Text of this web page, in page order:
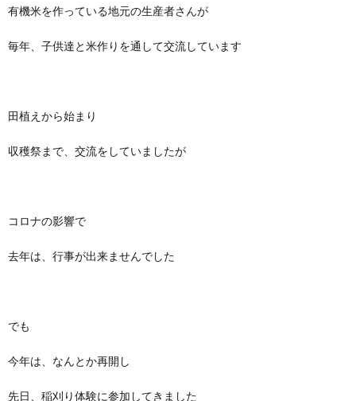
有機米を作っている地元の生産者さんが
毎年、子供達と米作りを通して交流しています
田植えから始まり
収穫祭まで、交流をしていましたが
コロナの影響で
去年は、行事が出来ませんでした
でも
今年は、なんとか再開し
先日、稲刈り体験に参加してきました